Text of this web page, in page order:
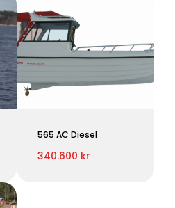
565 AC Diesel
340.600 kr